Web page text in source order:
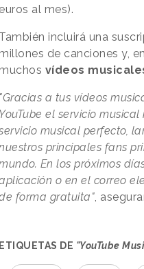
euros al mes).
También incluirá una
millones de canciones y,
muchos vídeos
"Gracias a tus vídeos
YouTube el servicio
musical perfecto,
principales fans
En los próximos
o en el correo
forma gratuita" ,
ETIQUETAS DE "YouTube